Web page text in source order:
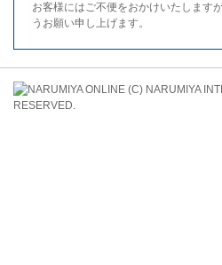
お客様にはご不便をおかけいたします
うお願い申し上げます。